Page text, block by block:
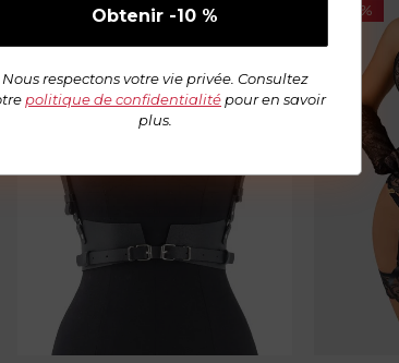
Nous respectons votre vie privée. Consultez
politique de confidentialité pour en savoir
plus.
-50%